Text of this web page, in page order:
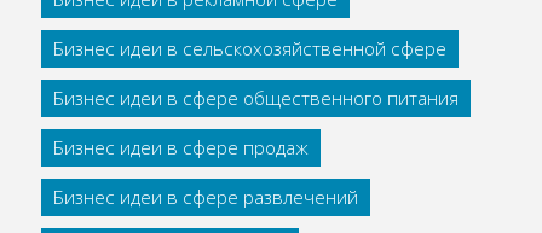
Бизнес идеи в сельскохозяйственной сфере
Бизнес идеи в сфере общественного питания
Бизнес идеи в сфере продаж
Бизнес идеи в сфере развлечений